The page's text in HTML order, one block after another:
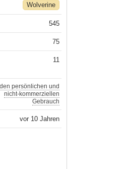
Wolverine
545
75
11
persönlichen und
nicht-kommerziellen
Gebrauch
vor 10 Jahren